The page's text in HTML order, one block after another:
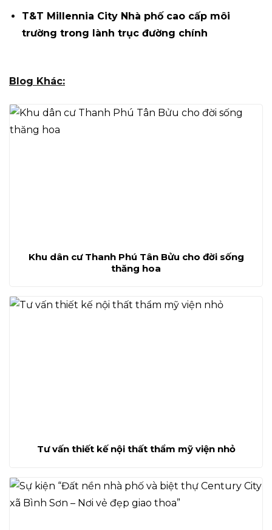
T&T Millennia City Nhà phố cao cấp môi
trường trong lành trục đường chính
Blog Khác:
Khu dân cư Thanh Phú Tân Bửu cho đời sống
thăng hoa
Tư vấn thiết kế nội thất thẩm mỹ viện nhỏ